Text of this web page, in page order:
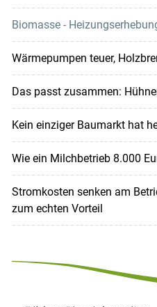
Biomasse -
Wärmepumpen teuer,
Das passt zusammen:
Kein einziger Baumarkt hat
Wie ein Milchbetrieb 8.000
Stromkosten senken am
zum echten Vorteil